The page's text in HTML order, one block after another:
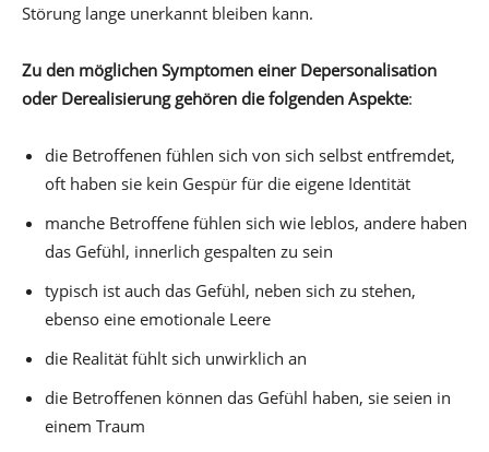
Störung lange unerkannt bleiben kann.
Zu den möglichen Symptomen einer Depersonalisation
oder Derealisierung gehören die folgenden Aspekte:
die Betroffenen fühlen sich von sich selbst entfremdet,
oft haben sie kein Gespür für die eigene Identität
manche Betroffene fühlen sich wie leblos, andere haben
das Gefühl, innerlich gespalten zu sein
typisch ist auch das Gefühl, neben sich zu stehen,
ebenso eine emotionale Leere
die Realität fühlt sich unwirklich an
die Betroffenen können das Gefühl haben, sie seien in
einem Traum